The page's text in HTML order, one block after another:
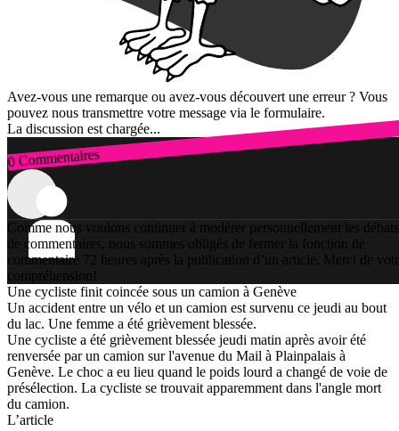
Avez-vous une remarque ou avez-vous découvert une erreur ? Vous
pouvez nous transmettre votre message via le formulaire.
La discussion est chargée...
0 Commentaires
Connexion
Comme nous voulons continuer à modérer personnellement les débats
de commentaires, nous sommes obligés de fermer la fonction de
commentaire 72 heures après la publication d’un article. Merci de
compréhension!
Une cycliste finit coincée sous un camion à Genève
Un accident entre un vélo et un camion est survenu ce jeudi au bout
du lac. Une femme a été grièvement blessée.
Une cycliste a été grièvement blessée jeudi matin après avoir été
renversée par un camion sur l'avenue du Mail à Plainpalais à
Genève. Le choc a eu lieu quand le poids lourd a changé de voie de
présélection. La cycliste se trouvait apparemment dans l'angle mort
du camion.
L’article